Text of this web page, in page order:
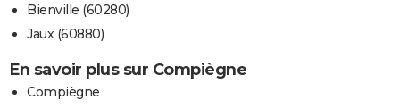
Bienville (60280)
Jaux (60880)
En savoir plus sur Compiègne
Compiègne